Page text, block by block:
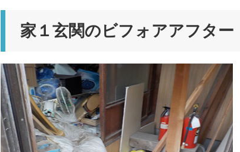
家１玄関のビフォアアフター